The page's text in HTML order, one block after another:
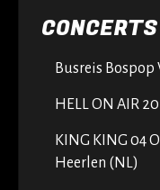
Busreis
HELL ON AIR
KING KING 04
Heerlen (NL)